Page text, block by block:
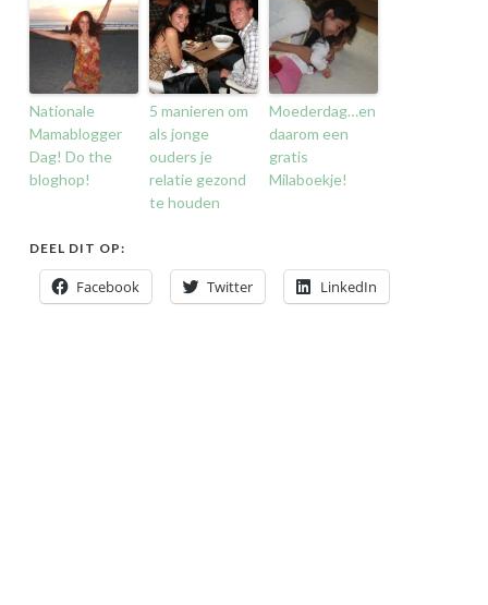
Nationale
Mamablogger
Dag! Do the
bloghop!
5 manieren om
als jonge
ouders je
relatie gezond
te houden
Moederdag…en
daarom een
gratis
Milaboekje!
DEEL DIT OP:
Facebook Twitter LinkedIn